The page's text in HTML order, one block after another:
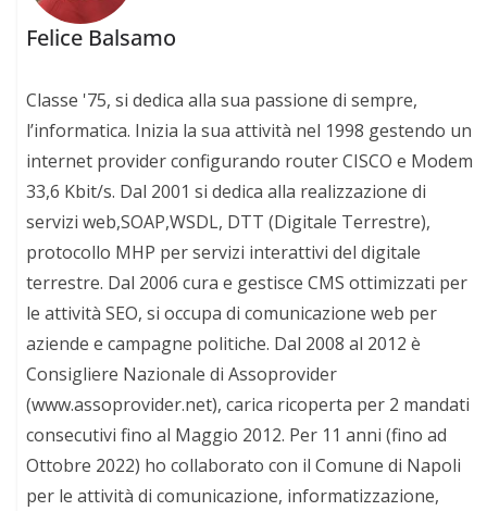
Felice Balsamo
Classe '75, si dedica alla sua passione di sempre,
l’informatica. Inizia la sua attività nel 1998 gestendo un
internet provider configurando router CISCO e Modem
33,6 Kbit/s. Dal 2001 si dedica alla realizzazione di
servizi web,SOAP,WSDL, DTT (Digitale Terrestre),
protocollo MHP per servizi interattivi del digitale
terrestre. Dal 2006 cura e gestisce CMS ottimizzati per
le attività SEO, si occupa di comunicazione web per
aziende e campagne politiche. Dal 2008 al 2012 è
Consigliere Nazionale di Assoprovider
(www.assoprovider.net), carica ricoperta per 2 mandati
consecutivi fino al Maggio 2012. Per 11 anni (fino ad
Ottobre 2022) ho collaborato con il Comune di Napoli
per le attività di comunicazione, informatizzazione,